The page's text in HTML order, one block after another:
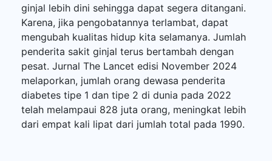
ginjal lebih dini sehingga dapat segera ditangani.
Karena, jika pengobatannya terlambat, dapat
mengubah kualitas hidup kita selamanya. Jumlah
penderita sakit ginjal terus bertambah dengan
pesat. Jurnal The Lancet edisi November 2024
melaporkan, jumlah orang dewasa penderita
diabetes tipe 1 dan tipe 2 di dunia pada 2022
telah melampaui 828 juta orang, meningkat lebih
dari empat kali lipat dari jumlah total pada 1990.